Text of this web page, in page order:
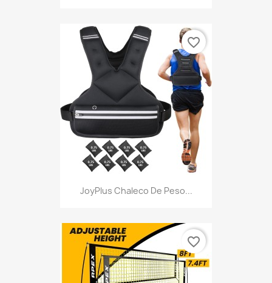
JoyPlus Chaleco De Peso...
favorite_border
favorite_border